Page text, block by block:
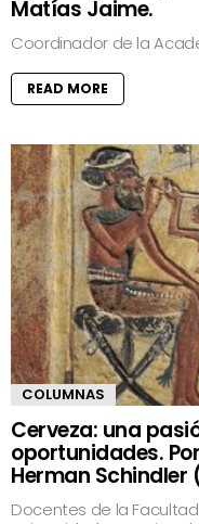
Matías Jaime.
Coordinador de la
READ MORE
COLUMNAS
Cerveza: una
oportunidades.
Herman Schindler
Docentes de la